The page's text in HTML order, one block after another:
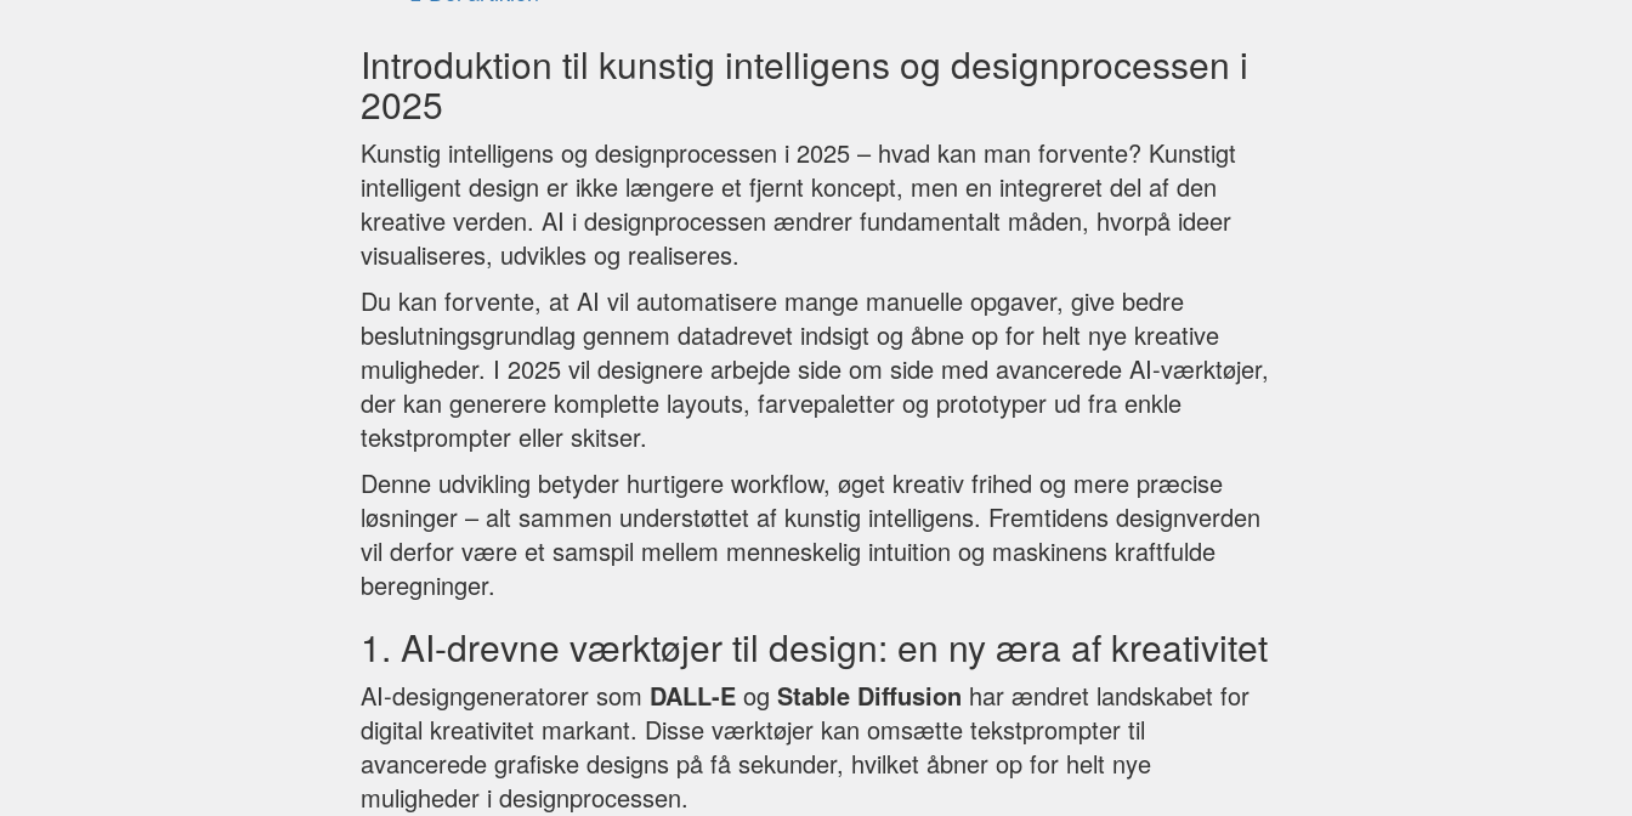
Introduktion til kunstig intelligens og designprocessen i
2025
Kunstig intelligens og designprocessen i 2025 – hvad kan man forvente? Kunstigt
intelligent design er ikke længere et fjernt koncept, men en integreret del af den
kreative verden. AI i designprocessen ændrer fundamentalt måden, hvorpå ideer
visualiseres, udvikles og realiseres.
Du kan forvente, at AI vil automatisere mange manuelle opgaver, give bedre
beslutningsgrundlag gennem datadrevet indsigt og åbne op for helt nye kreative
muligheder. I 2025 vil designere arbejde side om side med avancerede AI-værktøjer,
der kan generere komplette layouts, farvepaletter og prototyper ud fra enkle
tekstprompter eller skitser.
Denne udvikling betyder hurtigere workflow, øget kreativ frihed og mere præcise
løsninger – alt sammen understøttet af kunstig intelligens. Fremtidens designverden
vil derfor være et samspil mellem menneskelig intuition og maskinens kraftfulde
beregninger.
1. AI-drevne værktøjer til design: en ny æra af kreativitet
AI-designgeneratorer som DALL-E og Stable Diffusion har ændret landskabet for
digital kreativitet markant. Disse værktøjer kan omsætte tekstprompter til
avancerede grafiske designs på få sekunder, hvilket åbner op for helt nye
muligheder i designprocessen.